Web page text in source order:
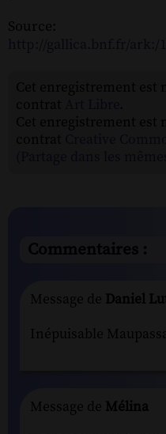
Source:
Commentaires :
Message de Daniel
Inépuisable
Message de Mélina